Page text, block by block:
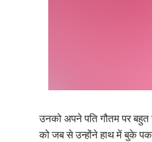
उनको अपने पति गौतम पर
को जब से उन्होंने हाथ में बुके